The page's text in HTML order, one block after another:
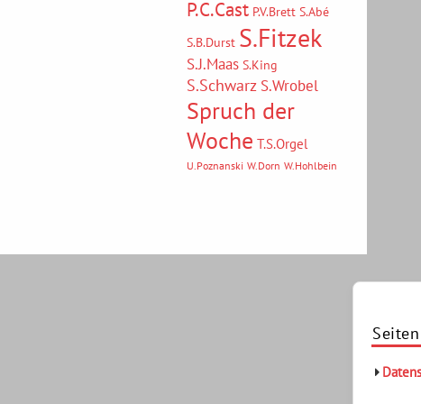
P.C.Cast P.V.Brett S.Abé
S.B.Durst S.Fitzek
S.J.Maas S.King
S.Schwarz S.Wrobel
Spruch der
Woche T.S.Orgel
U.Poznanski W.Dorn W.Hohlbein
Seiten